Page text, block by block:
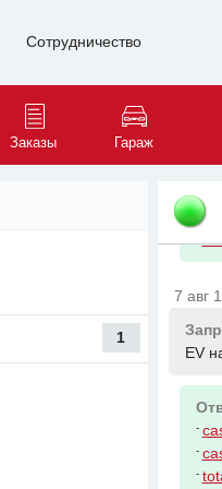
Сотрудничество
Заказы Гараж
1
-
-
7 авг
EV
-
-
-